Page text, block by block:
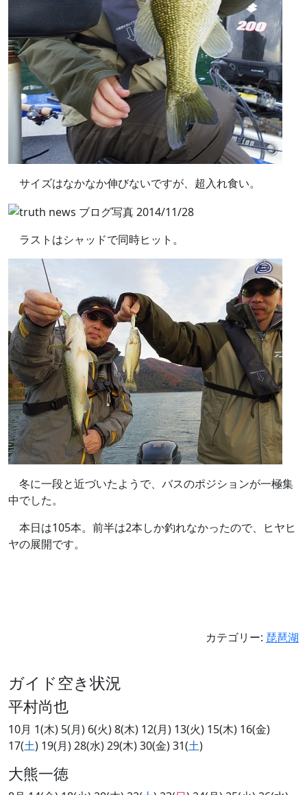
サイズはなかなか伸びないですが、超入れ食い。
ラストはシャッドで同時ヒット。
冬に一段と近づいたようで、バスのポジションが一極集
中でした。
本日は105本。前半は2本しか釣れなかったので、ヒヤヒ
ヤの展開です。
カテゴリー: 琵琶湖
ガイド空き状況
平村尚也
10月 1(木) 5(月) 6(火) 8(木) 12(月) 13(火) 15(木) 16(金)
17(土) 19(月) 28(水) 29(木) 30(金) 31(土)
大熊一徳